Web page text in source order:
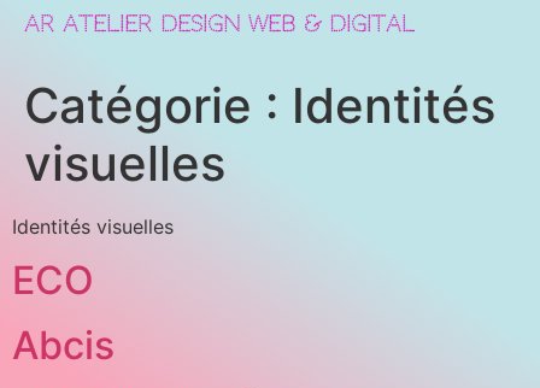
AR ATELIER DESIGN WEB & DIGITAL
Catégorie : Identités
visuelles
Identités visuelles
ECO
Abcis